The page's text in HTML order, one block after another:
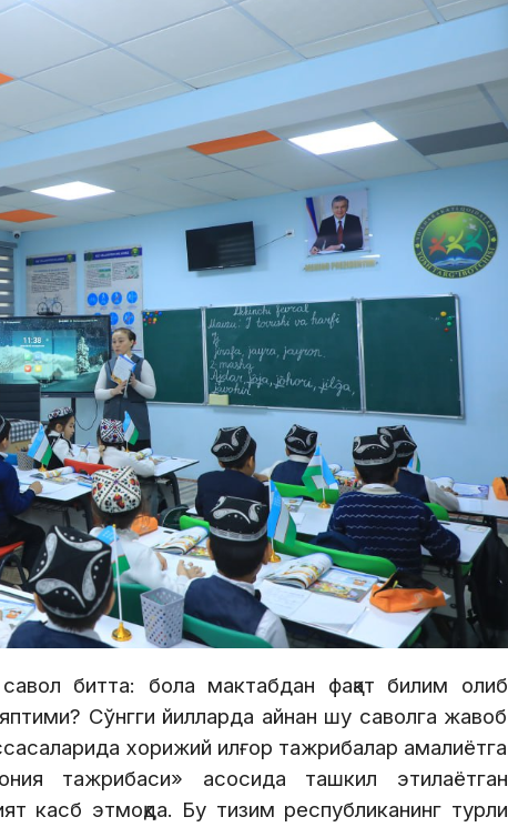
битта: бола мактабдан фақат билим олиб
Сўнгги йилларда айнан шу саволга жавоб
хорижий илғор тажрибалар амалиётга
тажрибаси» асосида ташкил этилаётган
касб этмоқда. Бу тизим республиканинг турли